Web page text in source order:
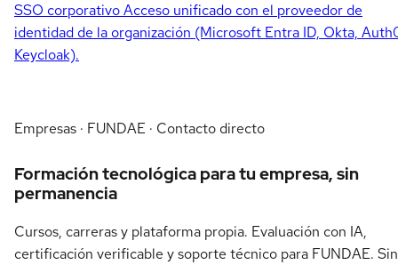
SSO corporativoAcceso unificado con el proveedor de
identidad de la organización (Microsoft Entra ID, Okta,
Keycloak).
Empresas · FUNDAE · Contacto directo
Formación tecnológica para tu empresa, sin
permanencia
Cursos, carreras y plataforma propia. Evaluación con IA,
certificación verificable y soporte técnico para FUNDAE. Sin